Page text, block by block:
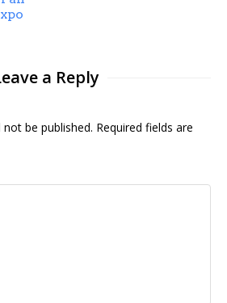
a Reply
be published. Required fields are